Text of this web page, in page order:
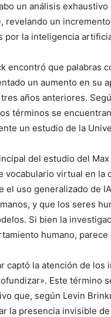
un análisis
revelando un
por la inteligencia
encontró que palabras
un aumento en su
años anteriores.
términos se
un estudio de la
del estudio del
vocabulario virtual en la
el uso generalizado de
y que los seres
Si bien la
humano,
captó la atención de
Este término
que, según Levin
la presencia invisible